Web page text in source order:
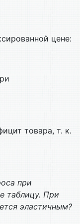
цене:
товара, т. к.
при
таблицу. При
эластичным?